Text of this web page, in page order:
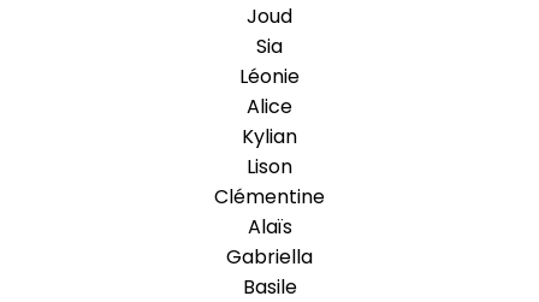
Joud
Sia
Léonie
Alice
Kylian
Lison
Clémentine
Alaïs
Gabriella
Basile